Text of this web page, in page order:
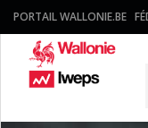
PORTAIL WALLONIE.BE